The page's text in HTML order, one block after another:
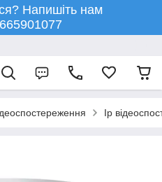
Напишіть нам
Ip